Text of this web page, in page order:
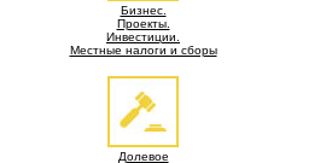
Бизнес.
Проекты.
Инвестиции.
Местные налоги и сборы
Долевое